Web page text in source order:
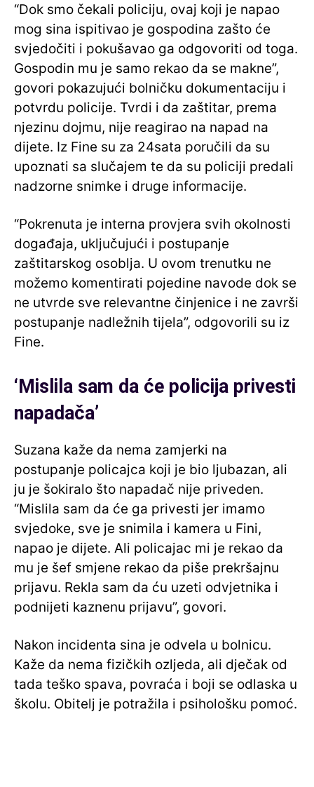
“Dok smo čekali policiju, ovaj koji je napao
mog sina ispitivao je gospodina zašto će
svjedočiti i pokušavao ga odgovoriti od toga.
Gospodin mu je samo rekao da se makne”,
govori pokazujući bolničku dokumentaciju i
potvrdu policije. Tvrdi i da zaštitar, prema
njezinu dojmu, nije reagirao na napad na
dijete. Iz Fine su za 24sata poručili da su
upoznati sa slučajem te da su policiji predali
nadzorne snimke i druge informacije.
“Pokrenuta je interna provjera svih okolnosti
događaja, uključujući i postupanje
zaštitarskog osoblja. U ovom trenutku ne
možemo komentirati pojedine navode dok se
ne utvrde sve relevantne činjenice i ne završi
postupanje nadležnih tijela”, odgovorili su iz
Fine.
‘Mislila sam da će policija privesti
napadača’
Suzana kaže da nema zamjerki na
postupanje policajca koji je bio ljubazan, ali
ju je šokiralo što napadač nije priveden.
“Mislila sam da će ga privesti jer imamo
svjedoke, sve je snimila i kamera u Fini,
napao je dijete. Ali policajac mi je rekao da
mu je šef smjene rekao da piše prekršajnu
prijavu. Rekla sam da ću uzeti odvjetnika i
podnijeti kaznenu prijavu”, govori.
Nakon incidenta sina je odvela u bolnicu.
Kaže da nema fizičkih ozljeda, ali dječak od
tada teško spava, povraća i boji se odlaska u
školu. Obitelj je potražila i psihološku pomoć.